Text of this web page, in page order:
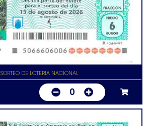
SORTEO DE LOTERIA NACIONAL
0